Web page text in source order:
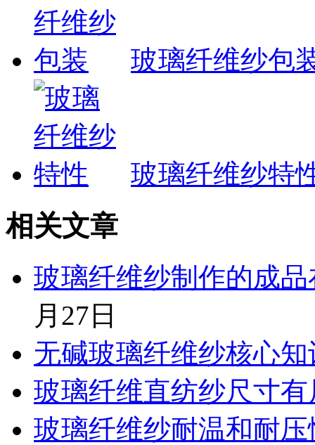
玻璃纤维纱包
玻璃纤维纱特
相关文章
玻璃纤维纱制作的成
月27日
无碱玻璃纤维纱核心
玻璃纤维直纺纱尺寸
玻璃纤维纱耐温和耐